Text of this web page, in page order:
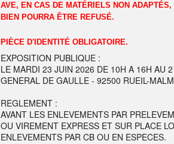
AVE, EN CAS DE MATÉRIELS NON
BIEN POURRA ÊTRE REFUSÉ.
PIÈCE D'IDENTITÉ OBLIGATOIRE.
EXPOSITION PUBLIQUE :
LE MARDI 23 JUIN 2026 DE 10H A 16H AU
GENERAL DE GAULLE - 92500 RUEIL-
REGLEMENT :
AVANT LES ENLEVEMENTS PAR
OU VIREMENT EXPRESS ET SUR PLACE
ENLEVEMENTS PAR CB OU EN ESPECES.